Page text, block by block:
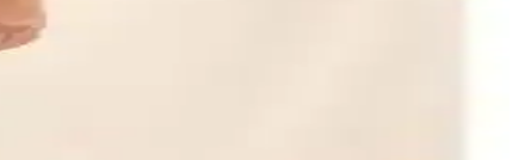
hakkında detaylar sunuyoruz.